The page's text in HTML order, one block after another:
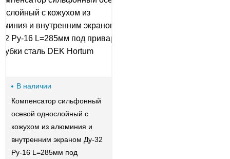
В наличии
Компенсатор сильфонный
осевой однослойный с
кожухом из алюминия и
внутренним экраном Ду-32
Ру-16 L=285мм под